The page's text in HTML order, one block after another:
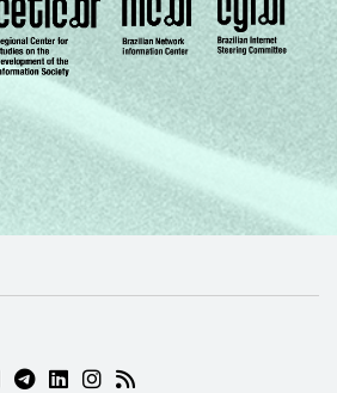
NIC.BR (ABRE EM NOVA ABA)
DO NIC.BR (ABRE EM NOVA ABA)
DO NIC.BR (ABRE EM NOVA
DO NIC.BR (ABRE EM NOVA
TELEGRAM DO NIC.BR (ABRE EM
LINKEDIN DO NIC.BR (ABRE
INSTAGRAM DO NIC.BR
RSS DO NIC.BR (ABRE